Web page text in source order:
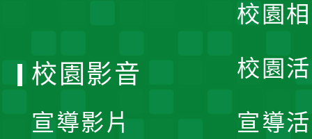
校園
校園
宣導
校園影音
宣導影片